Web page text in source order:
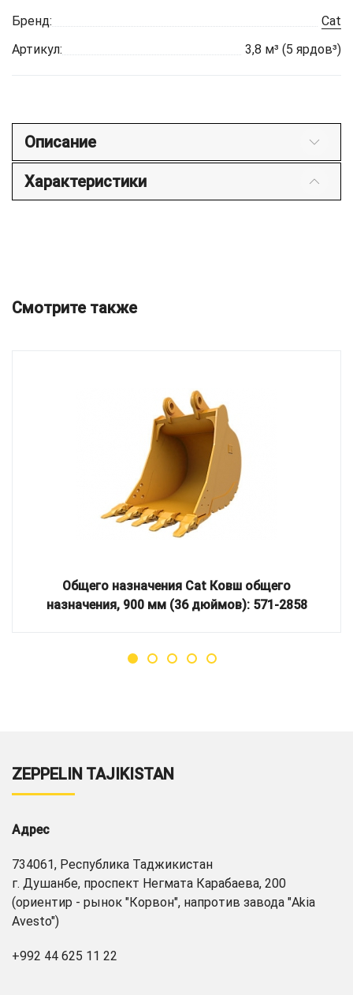
Бренд:
Cat
Артикул:
3,8 м³ (5 ярдов³)
Описание
Характеристики
Смотрите также
Общего назначения Cat Ковш общего
назначения, 900 мм (36 дюймов): 571-2858
ZEPPELIN TAJIKISTAN
Адрес
734061, Республика Таджикистан
г. Душанбе, проспект Негмата Карабаева, 200
(ориентир - рынок "Корвон", напротив завода "Akia
Avesto")
+992 44 625 11 22